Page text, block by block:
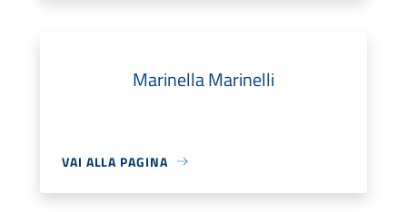
Marinella Marinelli
VAI ALLA PAGINA